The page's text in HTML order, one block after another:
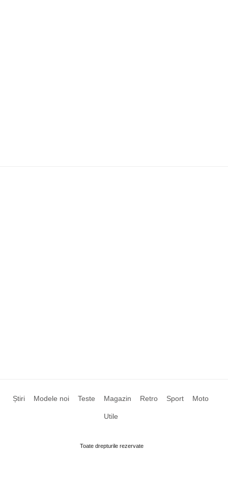
Știri Modele noi Teste Magazin Retro Sport Moto
Utile
Toate drepturile rezervate